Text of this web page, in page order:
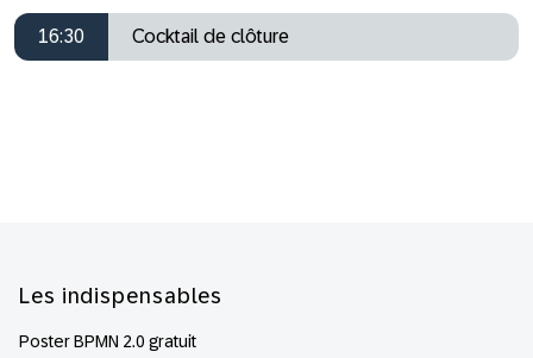
16:30 Cocktail de clôture
Les indispensables
Poster BPMN 2.0 gratuit